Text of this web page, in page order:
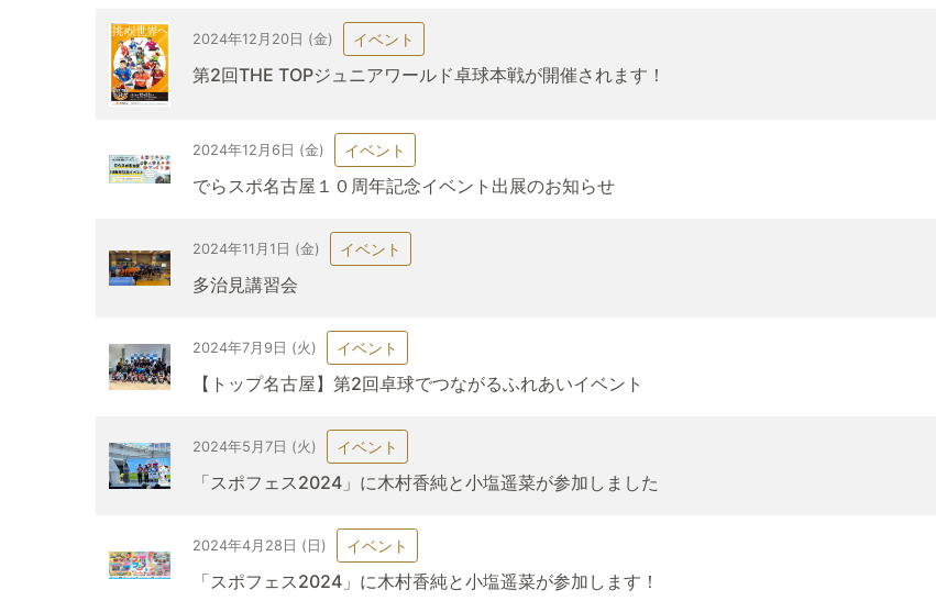
2024年12月20日 (金) イベント
第2回THE TOPジュニアワールド卓球本戦が開催されます！
2024年12月6日 (金) イベント
でらスポ名古屋１０周年記念イベント出展のお知らせ
2024年11月1日 (金) イベント
多治見講習会
2024年7月9日 (火) イベント
【トップ名古屋】第2回卓球でつながるふれあいイベント
2024年5月7日 (火) イベント
「スポフェス2024」に木村香純と小塩遥菜が参加しました
2024年4月28日 (日) イベント
「スポフェス2024」に木村香純と小塩遥菜が参加します！